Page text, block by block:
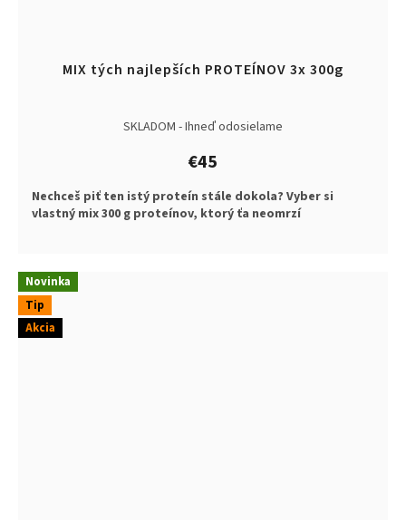
MIX tých najlepších PROTEÍNOV 3x 300g
SKLADOM - Ihneď odosielame
€45
Nechceš piť ten istý proteín stále dokola? Vyber si
vlastný mix 300 g proteínov, ktorý ťa neomrzí
Novinka
Tip
Akcia